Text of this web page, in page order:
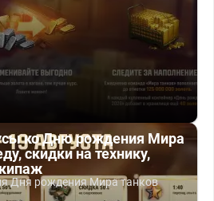
ко Дню рождения Мира
скидки на технику,
Дня рождения Мира танков